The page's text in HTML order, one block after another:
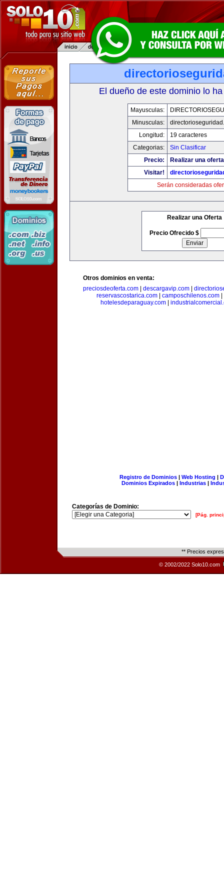
El dueño de este dominio lo
Mayusculas:
Minusculas:
Longitud:
19 caracteres
Categorias:
Sin Clasificar
Precio:
Realizar una
Visitar!
Serán consideradas
Realizar una Oferta
Precio Ofrecido $
Otros dominios en venta:
preciosdeoferta.com
descargavip.com
reservascostarica.com
camposchilenos.com
hotelesdeparaguay.com|
Registro de Dominios| Web Hosting |
Dominios Expirados | Industrias |
Categorías de Dominio:
[Pág.
** Precios
© 2002/2022 Solo10.com